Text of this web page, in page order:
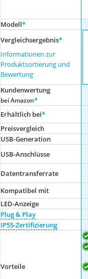
Modell*
Vergleichsergebnis*
Informationen zur
Produktsortierung und
Bewertung
Kundenwertung
bei Amazon*
Erhältlich bei*
Preis­vergleich
USB-Generation
USB-Anschlüsse
Datentransferrate
Kompatibel mit
LED-Anzeige
Plug & Play
IP55-Zertifizierung
Vorteile